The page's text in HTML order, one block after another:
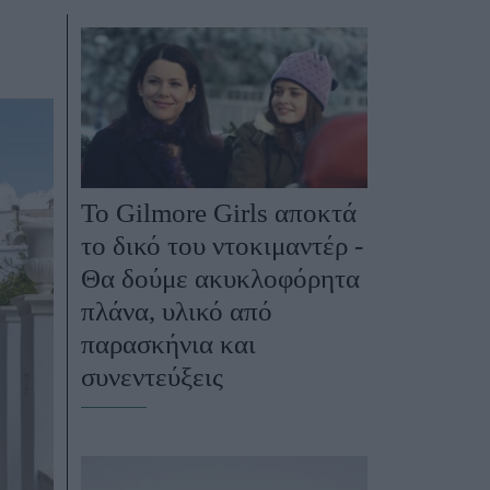
Women's Forum
Το Gilmore Girls αποκτά
το δικό του ντοκιμαντέρ -
Θα δούμε ακυκλοφόρητα
πλάνα, υλικό από
παρασκήνια και
συνεντεύξεις